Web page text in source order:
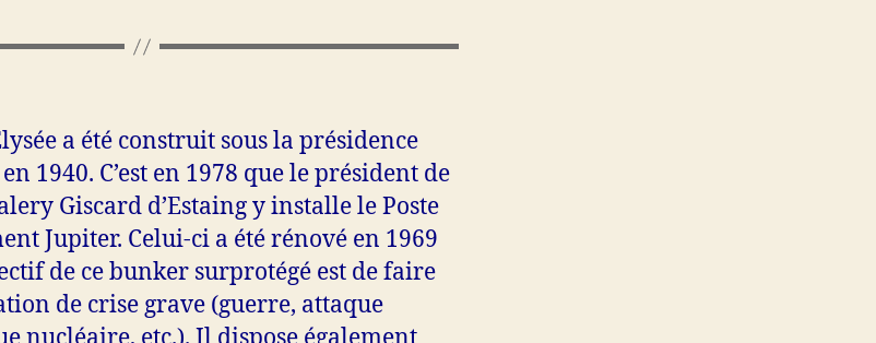
a été construit sous la présidence
1940. C’est en 1978 que le président de
Giscard d’Estaing y installe le Poste
Jupiter. Celui-ci a été rénové en 1969
de ce bunker surprotégé est de faire
de crise grave (guerre, attaque